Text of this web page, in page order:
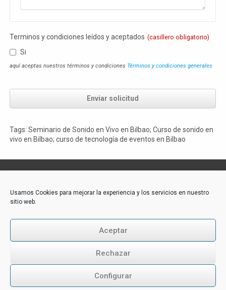
Usamos Cookies para mejorar la experiencia y los servicios en nuestro
sitio web.
Aceptar
Rechazar
Configurar
Terminos y condiciones leídos y aceptados (casillero obligatorio)
Si
aquí aceptas nuestros términos y condiciones Términos y condiciones generales
Enviar solicitud
Tags: Seminario de Sonido en Vivo en Bilbao; Curso de sonido en
vivo en Bilbao; curso de tecnología de eventos en Bilbao
Akademie-Media GmbH
CH-6300 Zug
E-Mail: